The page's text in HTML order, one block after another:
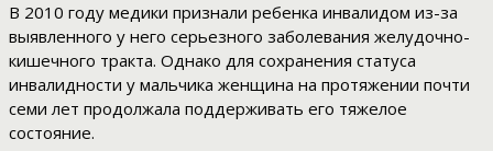
В 2010 году медики признали ребенка инвалидом из-за
выявленного у него серьезного заболевания желудочно-
кишечного тракта. Однако для сохранения статуса
инвалидности у мальчика женщина на протяжении почти
семи лет продолжала поддерживать его тяжелое
состояние.